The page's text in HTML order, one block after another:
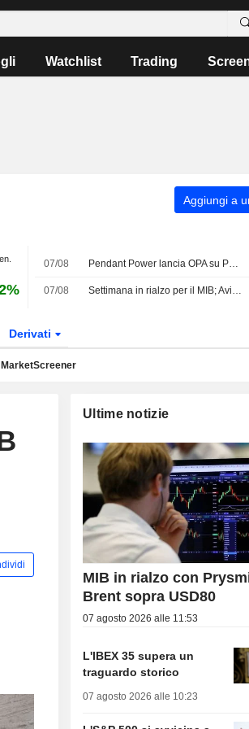
Watchlist Trading
Aggiungi a
07/08 Pendant Power lancia OPA su PLC a EUR3,08 per azione e punta delisting
07/08 Settimana in rialzo per il MIB; Avio top performer, giù Stellantis
Derivati
Ultime notizie
MIB in rialzo con
Brent sopra USD80
07 agosto 2026 alle 11:53
L'IBEX 35 supera un
traguardo storico
07 agosto 2026 alle 10:23